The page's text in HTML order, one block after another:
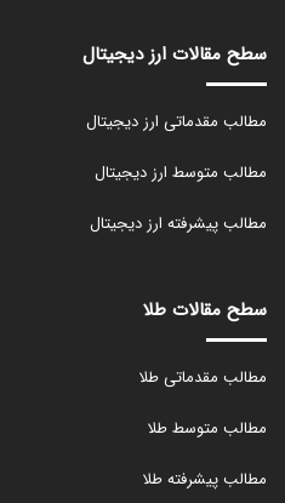
سطح مقالات ارز دیجیتال
مطالب مقدماتی ارز دیجیتال
مطالب متوسط ارز دیجیتال
مطالب پیشرفته ارز دیجیتال
سطح مقالات طلا
مطالب مقدماتی طلا
مطالب متوسط طلا
مطالب پیشرفته طلا